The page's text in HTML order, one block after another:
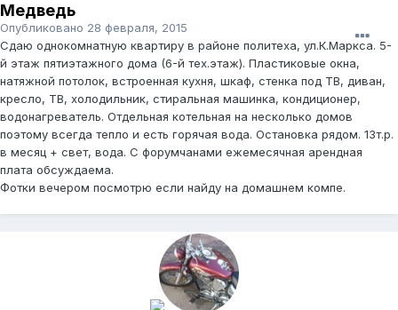
Медведь
Опубликовано 28 февраля, 2015
Сдаю однокомнатную квартиру в районе политеха, ул.К.Маркса. 5-
й этаж пятиэтажного дома (6-й тех.этаж). Пластиковые окна,
натяжной потолок, встроенная кухня, шкаф, стенка под ТВ, диван,
кресло, ТВ, холодильник, стиральная машинка, кондиционер,
водонагреватель. Отдельная котельная на несколько домов
поэтому всегда тепло и есть горячая вода. Остановка рядом. 13т.р.
в месяц + свет, вода. С форумчанами ежемесячная арендная
плата обсуждаема.
Фотки вечером посмотрю если найду на домашнем компе.